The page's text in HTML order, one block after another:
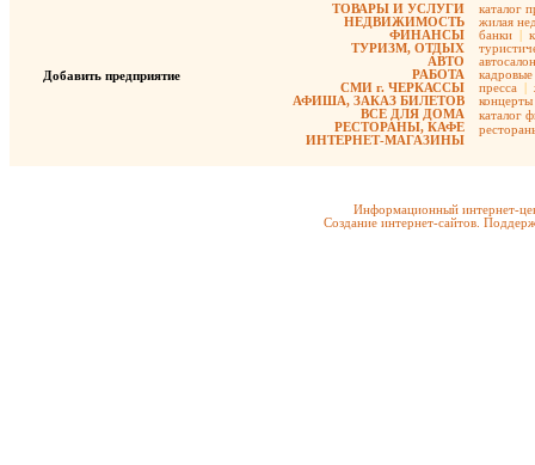
Добавить предприятие
ТОВАРЫ И УСЛУГИ
НЕДВИЖИМОСТЬ
ФИНАНСЫ
ТУРИЗМ, ОТДЫХ
АВТО
РАБОТА
СМИ г. ЧЕРКАССЫ
АФИША, ЗАКАЗ БИЛЕТОВ
ВСЕ ДЛЯ ДОМА
РЕСТОРАНЫ, КАФЕ
ИНТЕРНЕТ-МАГАЗИНЫ
каталог
жилая
банки |
кадровые
пресса |
концерты
каталог
Информационный интернет-
Создание интернет-сайтов.